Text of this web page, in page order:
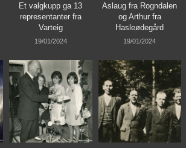
Et valgkupp ga 13
representanter fra
Varteig
19/01/2024
Aslaug fra Rogndalen
og Arthur fra
Hasleødegård
19/01/2024